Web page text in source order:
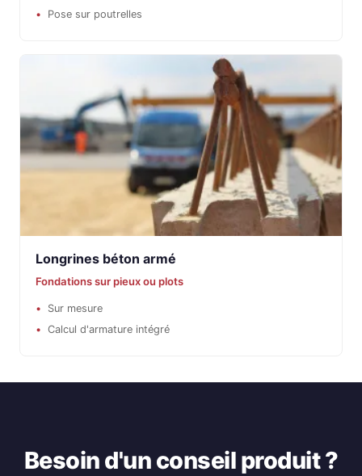
Pose sur poutrelles
Longrines béton armé
Fondations sur pieux ou plots
Sur mesure
Calcul d'armature intégré
Besoin d'un conseil produit ?